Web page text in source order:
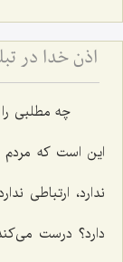
چه مطلبی را
این است که
ندارد، ارتباطی
دارد؟ درست